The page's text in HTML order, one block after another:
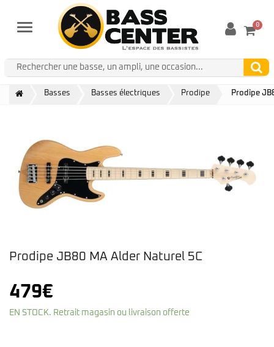
Menu 0
Basses Basses électriques Prodipe Prodipe
Prodipe JB80 MA Alder Naturel 5C
479€
EN STOCK. Retrait magasin ou livraison offerte